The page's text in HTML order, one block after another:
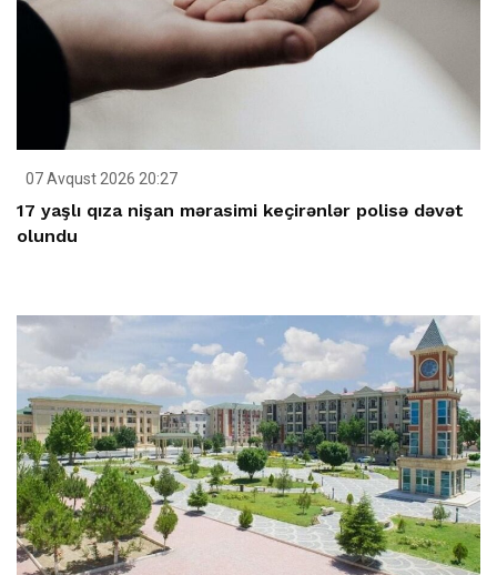
07 Avqust 2026 20:27
17 yaşlı qıza nişan mərasimi keçirənlər polisə dəvət
olundu